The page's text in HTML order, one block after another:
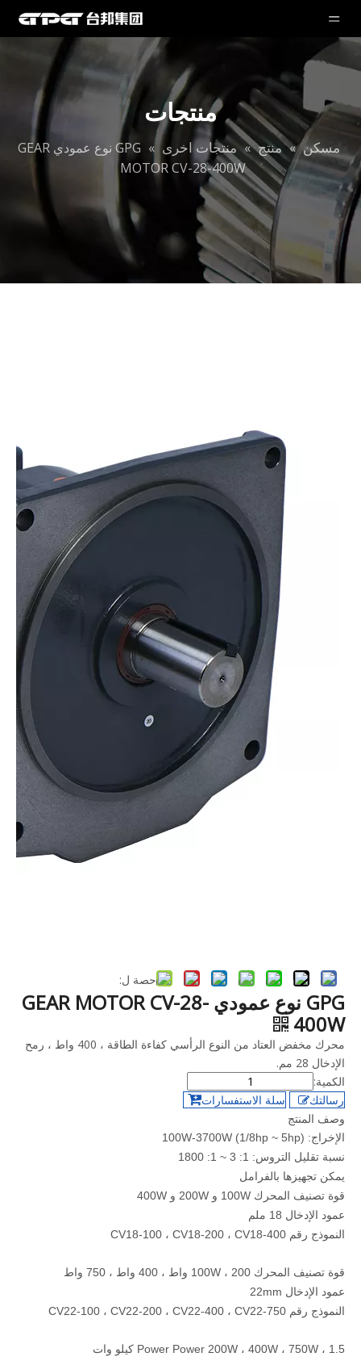
منتجات
مسكن » منتج » منتجات اخرى »
GPG نوع عمودي GEAR
MOTOR CV-28-400W
حصة ل:
GPG نوع عمودي GEAR MOTOR CV-28-
400W
محرك مخفض العتاد من النوع الرأسي كفاءة الطاقة ، 400 واط ، رمح
الإدخال 28 مم.
الكمية:
رسالتك
سلة الاستفسارات
وصف المنتج
الإخراج: 100W-3700W (1/8hp ~ 5hp)
نسبة تقليل التروس: 1: 3 ~ 1: 1800
يمكن تجهيزها بالفرامل
قوة تصنيف المحرك 100W و 200W و 400W
عمود الإدخال 18 ملم
النموذج رقم CV18-100 ، CV18-200 ، CV18-400
قوة تصنيف المحرك 100W ، 200 واط ، 400 واط ، 750 واط
عمود الإدخال 22mm
النموذج رقم CV22-100 ، CV22-200 ، CV22-400 ، CV22-750
Power Power 200W ، 400W ، 750W ، 1.5 كيلو وات